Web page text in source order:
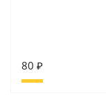
80 ₽